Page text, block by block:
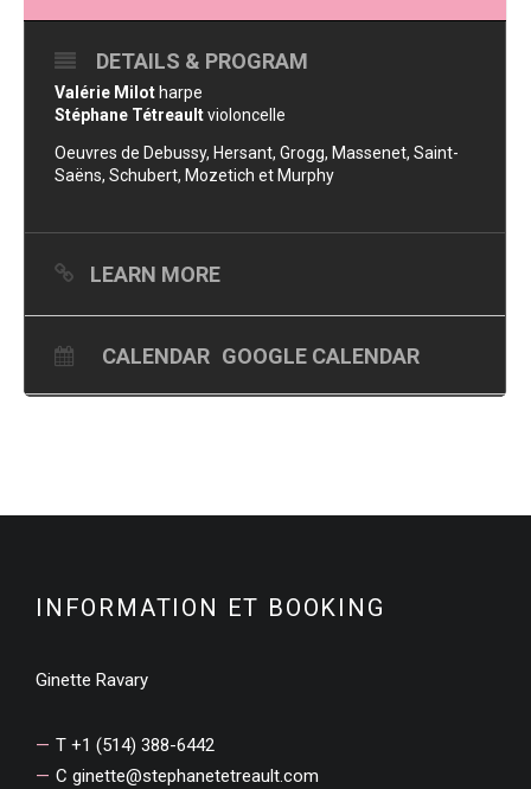
DETAILS & PROGRAM
Valérie Milot harpe
Stéphane Tétreaultvioloncelle
Oeuvres de Debussy, Hersant, Grogg, Massenet, Saint-
Saëns, Schubert, Mozetich et Murphy
LEARN MORE
CALENDAR GOOGLE CALENDAR
INFORMATION ET BOOKING
Ginette Ravary
T +1 (514) 388-6442
C ginette@stephanetetreault.com